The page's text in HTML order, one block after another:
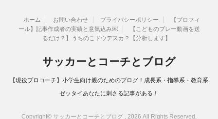
ホーム お問い合わせ プライバシーポリシー
【プロフィ
ール】記事作成者の実績と意気込み￼
【こどものプレー動画を送
るだけ？】うちのこドウデスカ？【分析します】
サッカーとコーチとブログ
【現役プロコーチ】小学生向け親のためのブログ！成長系・指導系・教育系
ゼッタイあなたに刺さる記事がある！
Copyright© サッカーとコーチとブログ , 2026 All Rights Reserved.